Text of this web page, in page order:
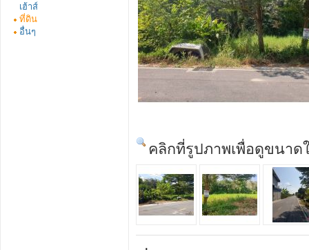
เฮ้าส์
ที่ดิน
อื่นๆ
คลิกที่รูปภาพเพื่อดูขนาด